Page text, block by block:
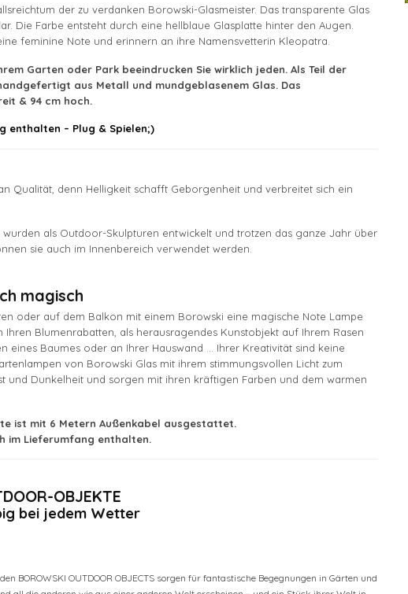
der zu verdanken Borowski-Glasmeister. Das transparente Glas
Die Farbe entsteht durch eine hellblaue Glasplatte hinter den Augen.
feminine Note und erinnern an ihre Namensvetterin Kleopatra.
Garten oder Park beeindrucken Sie wirklich jeden. Als Teil der
aus Metall und mundgeblasenem Glas. Das
& 94 cm hoch.
enthalten – Plug & Spielen;)
Qualität, denn Helligkeit schafft Geborgenheit und verbreitet sich ein
als Outdoor-Skulpturen entwickelt und trotzen das ganze Jahr über
sie auch im Innenbereich verwendet werden.
magisch
oder auf dem Balkon mit einem Borowski eine magische Note Lampe
Blumenrabatten, als herausragendes Kunstobjekt auf Ihrem Rasen
eines Baumes oder an Ihrer Hauswand ... Ihrer Kreativität sind keine
von Borowski Glas mit ihrem stimmungsvollen Licht zum
und Dunkelheit und sorgen mit ihren kräftigen Farben und dem warmen
ist mit 6 Metern Außenkabel ausgestattet.
im Lieferumfang enthalten.
OBJEKTE
bei jedem Wetter
BOROWSKI OUTDOOR OBJECTS sorgen für fantastische Begegnungen in Gärten und